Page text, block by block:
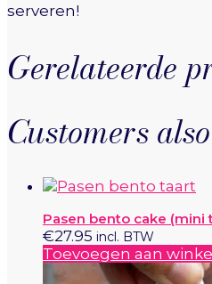
serveren!
Gerelateerde
Customers
Pasen bento cake (mini
€27.95 incl. BTW
Toevoegen aan